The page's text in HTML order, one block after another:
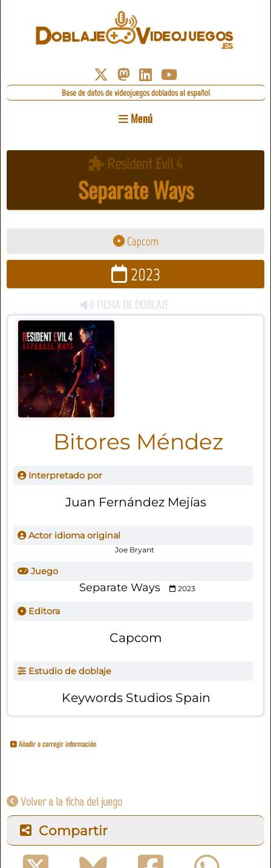
Base de datos de videojuegos doblados al español
Menú
Resident Evil 4
Separate Ways
Capcom
2023
FICHA DE DOBLAJE
Bitores Méndez
Interpretado por
Juan Fernández Mejías
Actor idioma original
Joe Bryant
Juego
Separate Ways 2023
Editora
Capcom
Estudio de doblaje
Keywords Studios Spain
Añadir o corregir información
Volver a la ficha del juego
Compartir